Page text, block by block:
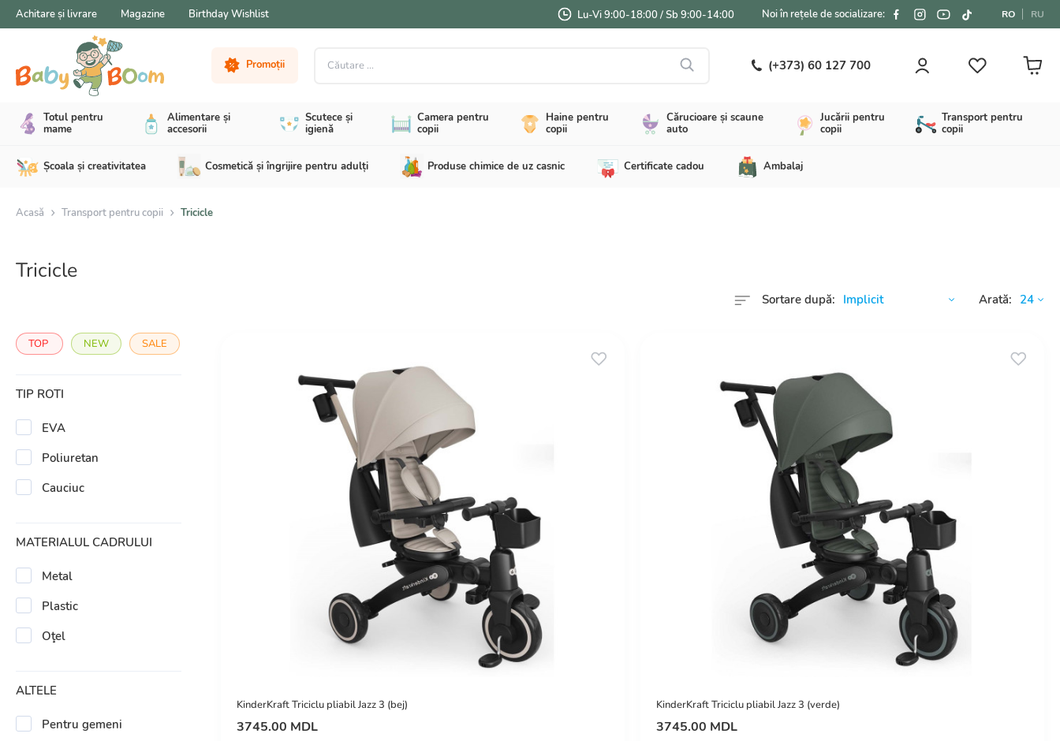
Achitare și livrare Magazine Birthday Wishlist Lu-Vi 9:00-18:00 / Sb 9:00-14:00 Noi în rețele de socializare: RO RU
Promoții (+373) 60 127 700
Totul pentru
mame
Alimentare și
accesorii
Scutece și
igienă
Camera pentru
copii
Haine pentru
copii
Cărucioare și scaune
auto
Jucării pentru
copii
Transport pentru
copii
Școala și creativitatea Cosmetică și îngrijire pentru adulți Produse chimice de uz casnic Certificate cadou Ambalaj
Acasă Transport pentru copii Tricicle
Tricicle
Sortare după: Arată:
TOP NEW SALE
TIP ROTI
EVA
Poliuretan
Cauciuc
MATERIALUL CADRULUI
Metal
Plastic
Oţel
ALTELE
Pentru gemeni
KinderKraft Triciclu pliabil Jazz 3 (bej)
3745.00 MDL
KinderKraft Triciclu pliabil Jazz 3 (verde)
3745.00 MDL